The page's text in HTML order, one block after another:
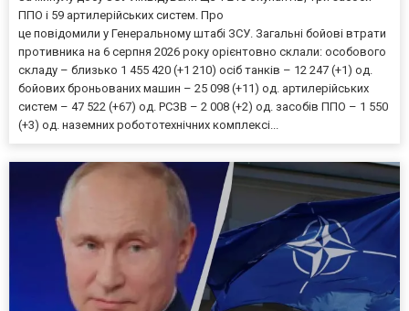
ППО і 59 артилерійських систем. Про
це повідомили у Генеральному штабі ЗСУ. Загальні бойові втрати
противника на 6 серпня 2026 року орієнтовно склали: особового
складу – близько 1 455 420 (+1 210) осіб танків – 12 247 (+1) од.
бойових броньованих машин – 25 098 (+11) од. артилерійських
систем – 47 522 (+67) од. РСЗВ – 2 008 (+2) од. засобів ППО – 1 550
(+3) од. наземних робототехнічних комплексі...